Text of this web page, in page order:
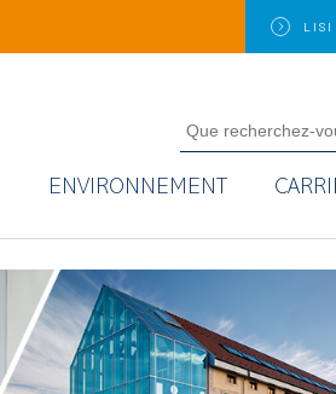
LISI
ENVIRONNEMENT